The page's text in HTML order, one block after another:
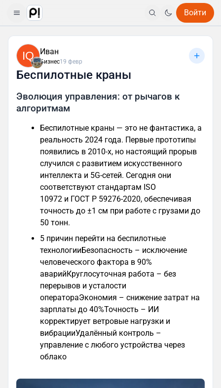
Войти
IQ Иван
Бизнес19 февр
Беспилотные краны
Эволюция управления: от рычагов к
алгоритмам
Беспилотные краны — это не фантастика, а
реальность 2024 года. Первые прототипы
появились в 2010-х, но настоящий прорыв
случился с развитием искусственного
интеллекта и 5G-сетей. Сегодня они
соответствуют стандартам ISO
10972 и ГОСТ Р 59276-2020, обеспечивая
точность до ±1 см при работе с грузами до
50 тонн.
5 причин перейти на беспилотные
технологииБезопасность – исключение
человеческого фактора в 90%
аварийКруглосуточная работа – без
перерывов и усталости
оператораЭкономия – снижение затрат на
зарплаты до 40%Точность – ИИ
корректирует ветровые нагрузки и
вибрацииУдалённый контроль –
управление с любого устройства через
облако